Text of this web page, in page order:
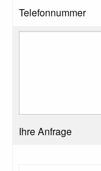
Telefonnummer
Ihre Anfrage